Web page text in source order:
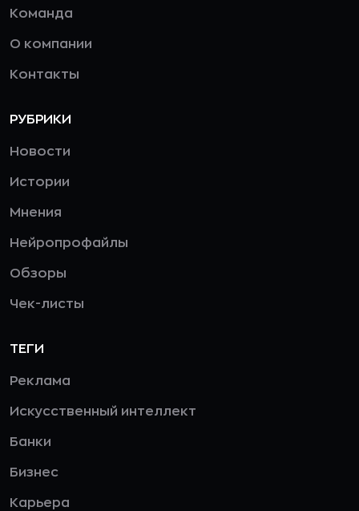
Команда
О компании
Контакты
РУБРИКИ
Новости
Истории
Мнения
Нейропрофайлы
Обзоры
Чек-листы
ТЕГИ
Реклама
Искусственный интеллект
Банки
Бизнес
Карьера